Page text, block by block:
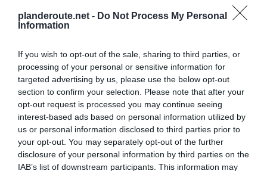
planderoute.net - Do Not Process My Personal
Information
If you wish to opt-out of the sale, sharing to third parties, or
processing of your personal or sensitive information for
targeted advertising by us, please use the below opt-out
section to confirm your selection. Please note that after your
opt-out request is processed you may continue seeing
interest-based ads based on personal information utilized by
us or personal information disclosed to third parties prior to
your opt-out. You may separately opt-out of the further
disclosure of your personal information by third parties on the
IAB’s list of downstream participants. This information may
Itinéraire 472 Itinéraire 473 Itinéraire 474 Itinéraire 475 Itinéraire 476
Itinéraire 477 Itinéraire 478
Itinéraire 488
Itinéraire 489 Itinéraire 490 Itinéraire 491 Itinéraire 492
Itinéraire 494 Itinéraire 495 Itinéraire 496 Itinéraire 497
Itinéraire 498
Itinéraire 499
Itinéraire 500 Itinéraire 501 Itinéraire 502 Itinéraire 503
Itinéraire 505 Itinéraire 506 Itinéraire 507 Itinéraire 508
Itinéraire 509
Itinéraire 510
Itinéraire 511 Itinéraire 512 Itinéraire 513 Itinéraire 514
Itinéraire 516 Itinéraire 517 Itinéraire 518 Itinéraire 519
Itinéraire 520
Itinéraire 522 Itinéraire 523 Itinéraire 524 Itinéraire 525
Itinéraire 527 Itinéraire 528 Itinéraire 529 Itinéraire 530
Itinéraire 531
Itinéraire 532
Itinéraire 533 Itinéraire 534 Itinéraire 535 Itinéraire 536
Itinéraire
Itinéraire 538 Itinéraire 539 Itinéraire 540 Itinéraire 541
Itinéraire 542